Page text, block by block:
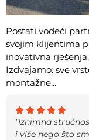
Postati vodeći
svojim klijentima
inovativna
Izdvajamo: sve
montažne...
"Iznimna
i više nego što